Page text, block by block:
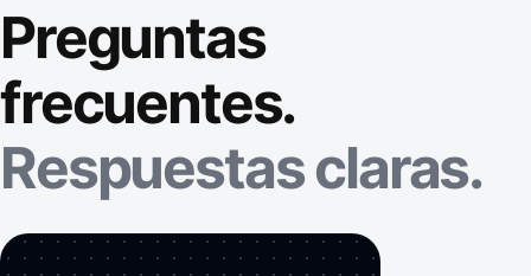
Preguntas
frecuentes.
Respuestas claras.